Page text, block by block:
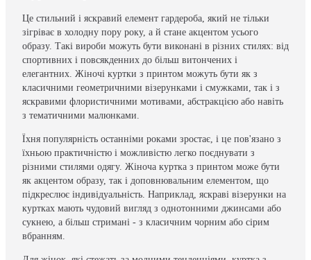
Це стильний і яскравий елемент гардероба, який не тільки
зігріває в холодну пору року, а й стане акцентом усього
образу. Такі вироби можуть бути виконані в різних стилях: від
спортивних і повсякденних до більш витончених і
елегантних. Жіночі куртки з принтом можуть бути як з
класичними геометричними візерунками і смужками, так і з
яскравими флористичними мотивами, абстракцією або навіть
з тематичними малюнками.
Їхня популярність останніми роками зростає, і це пов'язано з
їхньою практичністю і можливістю легко поєднувати з
різними стилями одягу. Жіноча куртка з принтом може бути
як акцентом образу, так і доповнювальним елементом, що
підкреслює індивідуальність. Наприклад, яскраві візерунки на
куртках мають чудовий вигляд з однотонними джинсами або
сукнею, а більш стримані - з класичним чорним або сірим
вбранням.